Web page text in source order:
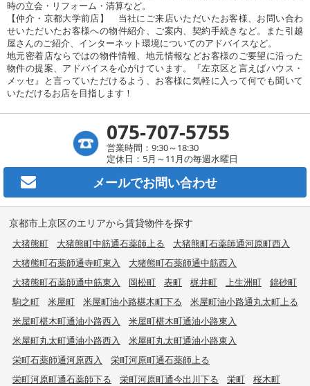
時の立会・リフォーム・清算など。
【仲介・京都大学前店】 当社にご来店いただいたお客様、お問い合わ
せいただいたお客様への物件紹介、ご案内、契約手続きなど。また引越
屋さんのご紹介、インターネット環境についてのアドバイスなど。
地元密着店ならではの物件情報、地元情報などお客様のご要望に沿った
物件の提案、アドバイスを心がけています。『左京区と言えばハウス・
メッセ』と言っていただけるよう、お客様に気軽に入って何でも聞いて
いただけるお店を目指します！
075-707-5755
営業時間：9:30～18:30
定休日：5月～11月の毎週水曜日
メールでお問い合わせ
京都市上京区のエリアから賃貸物件を探す
大猪熊町 大猪熊町中筋通石薬師上る
大猪熊町石薬師通河原町西入
大猪熊町石薬師通寺町東入
大猪熊町石薬師通中筋西入
大猪熊町石薬師通中筋東入
岡松町 表町 梶井町 上生洲町
錦砂町
駒之町
米屋町 米屋町油小路椹木町下る
米屋町油小路通丸太町上る
米屋町椹木町通油小路西入
米屋町椹木町通油小路東入
米屋町丸太町通油小路西入
米屋町丸太町通油小路東入
栄町石薬師通河原西入
栄町河原町通石薬師上る
栄町河原町通石薬師下る
栄町河原町通今出川下る 栄町
桜木町